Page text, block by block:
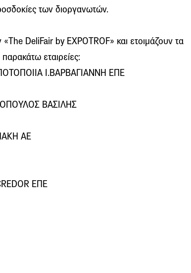
των διοργανωτών.
DeliFair by EXPOTROF» και ετοιμάζουν τα
εταιρείες:
Ι.ΒΑΡΒΑΓΙΑΝΝΗ ΕΠΕ
ΒΑΣΙΛΗΣ
ΑΕ
ΕΠΕ